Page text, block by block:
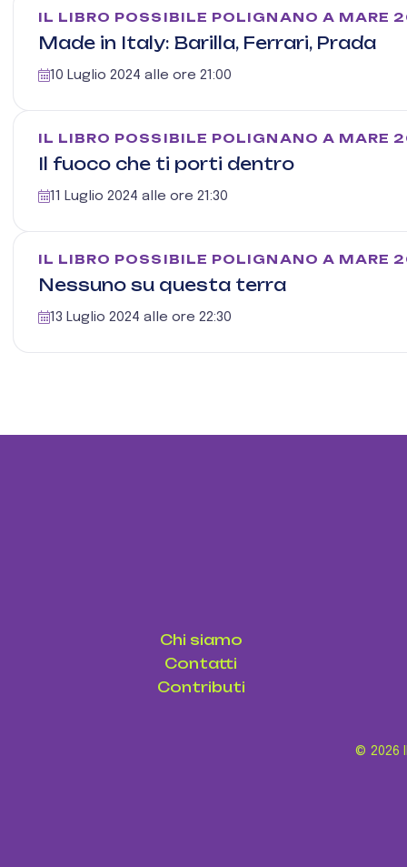
IL LIBRO POSSIBILE POLIGNANO A MARE
Made in Italy: Barilla, Ferrari, Prada
10 Luglio 2024 alle ore 21:00
IL LIBRO POSSIBILE POLIGNANO A MARE
Il fuoco che ti porti dentro
11 Luglio 2024 alle ore 21:30
IL LIBRO POSSIBILE POLIGNANO A MARE
Nessuno su questa terra
13 Luglio 2024 alle ore 22:30
Chi siamo
Contatti
Contributi
© 2026